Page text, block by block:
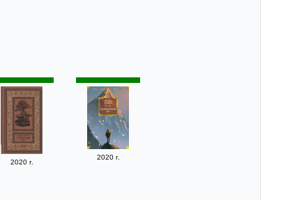
2020 г.
2020 г.